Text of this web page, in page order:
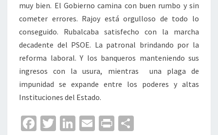
muy bien. El Gobierno camina con buen rumbo y sin
cometer errores. Rajoy está orgulloso de todo lo
conseguido. Rubalcaba satisfecho con la marcha
decadente del PSOE. La patronal brindando por la
reforma laboral. Y los banqueros manteniendo sus
ingresos con la usura, mientras una plaga de
impunidad se expande entre los poderes y altas
Instituciones del Estado.
Fa T
Li
E
Pr